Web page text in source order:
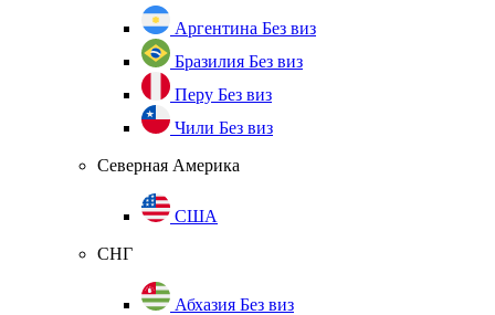
Аргентина Без виз
Бразилия Без виз
Перу Без виз
Чили Без виз
Северная Америка
США
СНГ
Абхазия Без виз